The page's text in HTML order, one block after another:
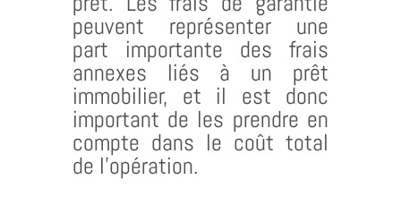
peuvent représenter une
part importante des frais
annexes liés à un prêt
immobilier, et il est donc
important de les prendre en
compte dans le coût total
de l’opération.